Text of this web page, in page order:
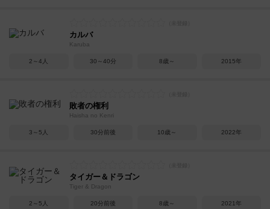
カルバ
Karuba
2～4人 30～40分 8歳～ 2015年
敗者の権利
Haisha no Kenri
3～5人 30分前後 10歳～ 2022年
タイガー＆ドラゴン
Tiger & Dragon
2～5人 20分前後 8歳～ 2021年